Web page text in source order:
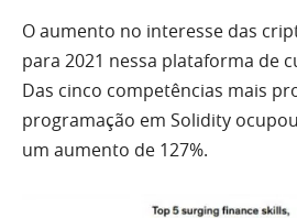
O aumento no interesse das
para 2021 nessa plataforma de
Das cinco competências mais
programação em Solidity
um aumento de 127%.